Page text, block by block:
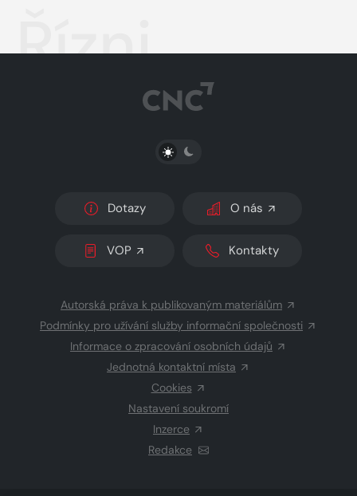
Řízni
PŘEPNOUT SVĚTLÝ/TMAVÝ REŽIM
Dotazy O nás
VOP Kontakty
Autorská práva k publikovaným materiálům
Podmínky pro užívání služby informační společnosti
Informace o zpracování osobních údajů
Jednotná kontaktní místa
Cookies
Nastavení soukromí
Inzerce
Redakce